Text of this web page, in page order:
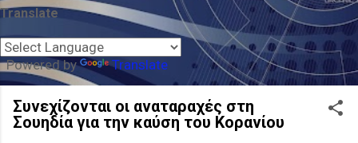
Translate
Powered by Translate
Συνεχίζονται οι αναταραχές στη
Σουηδία για την καύση του Κορανίου